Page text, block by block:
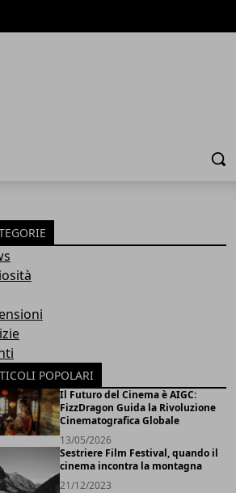
Cerca
POPOLARI
Il Futuro del Cinema è AIGC:
FizzDragon Guida la Rivoluzione
Cinematografica Globale
13/05/2026
Sestriere Film Festival, quando il
cinema incontra la montagna
21/12/2023